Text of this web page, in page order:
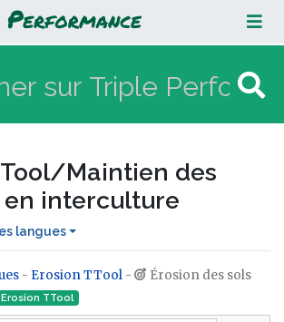
Maintien des
en interculture
Maintien des
en interculture
langues
,rechercher
- Erosion TTool - Érosion des sols
Erosion TTool